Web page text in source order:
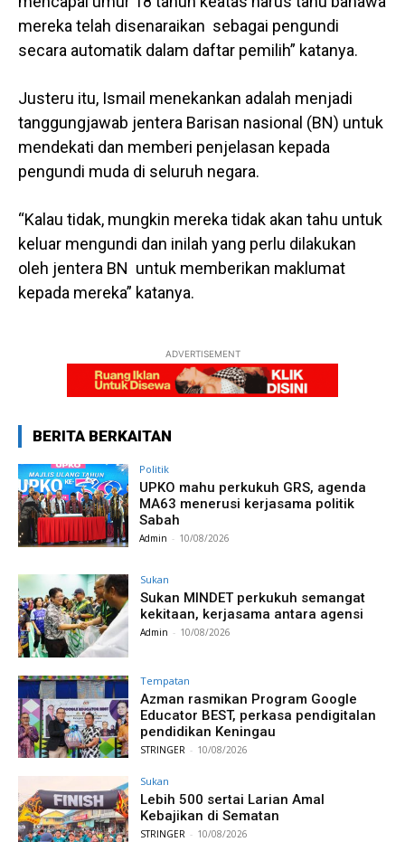
mereka telah disenaraikan sebagai pengundi
secara automatik dalam daftar pemilih” katanya.
Justeru itu, Ismail menekankan adalah menjadi
tanggungjawab jentera Barisan nasional (BN) untuk
mendekati dan memberi penjelasan kepada
pengundi muda di seluruh negara.
“Kalau tidak, mungkin mereka tidak akan tahu untuk
keluar mengundi dan inilah yang perlu dilakukan
oleh jentera BN untuk memberikan maklumat
kepada mereka” katanya.
ADVERTISEMENT
BERITA BERKAITAN
Politik
UPKO mahu perkukuh GRS, agenda
MA63 menerusi kerjasama politik
Sabah
Admin - 10/08/2026
Sukan
Sukan MINDET perkukuh semangat
kekitaan, kerjasama antara agensi
Admin - 10/08/2026
Tempatan
Azman rasmikan Program Google
Educator BEST, perkasa pendigitalan
pendidikan Keningau
STRINGER - 10/08/2026
Sukan
Lebih 500 sertai Larian Amal
Kebajikan di Sematan
STRINGER - 10/08/2026